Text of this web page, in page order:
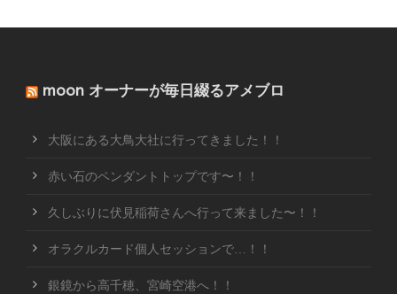
moon オーナーが毎日綴るアメブロ
大阪にある大鳥大社に行ってきました！！
赤い石のペンダントトップです〜！！
久しぶりに伏見稲荷さんへ行って来ました〜！！
オラクルカード個人セッションで…！！
銀鏡から高千穂、宮崎空港へ！！